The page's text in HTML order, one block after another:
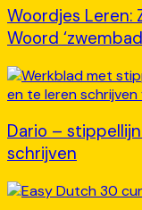
Woordjes Leren:
Woord
Dario –
schrijven